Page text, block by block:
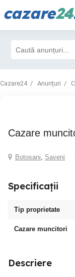
cazare24
Cazare24 Anunțuri
cazare
Botosani, Saveni
Specificații
Tip proprietate
Cazare muncitori
Descriere